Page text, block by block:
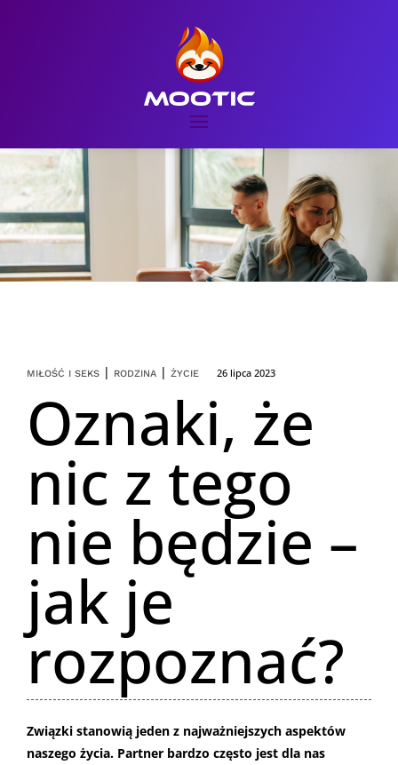
MIŁOŚĆ I SEKS | RODZINA | ŻYCIE 26 lipca 2023
Oznaki, że
nic z tego
nie będzie –
jak je
rozpoznać?
Związki stanowią jeden z najważniejszych aspektów
naszego życia. Partner bardzo często jest dla nas